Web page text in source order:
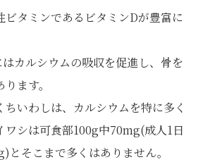
ビタミンであるビタミンDが豊富に
カルシウムの吸収を促進し、骨を
ます。
ちいわしは、カルシウムを特に多く
ワシは可食部100g中70mg(成人1日
とそこまで多くはありません。